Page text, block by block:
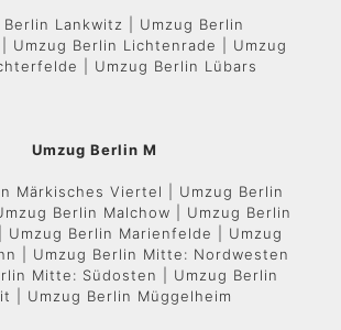
Berlin Lankwitz | Umzug Berlin
Umzug Berlin Lichtenrade | Umzug
| Umzug Berlin Lübars
Umzug Berlin M
Märkisches Viertel | Umzug Berlin
Berlin Malchow | Umzug Berlin
Umzug Berlin Marienfelde | Umzug
| Umzug Berlin Mitte: Nordwesten
Mitte: Südosten | Umzug Berlin
| Umzug Berlin Müggelheim